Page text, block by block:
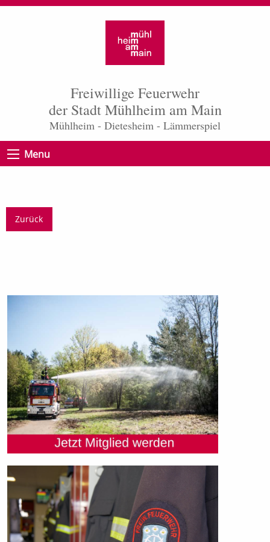
Freiwillige Feuerwehr
der Stadt Mühlheim am Main
Mühlheim - Dietesheim - Lämmerspiel
Menu
Zurück